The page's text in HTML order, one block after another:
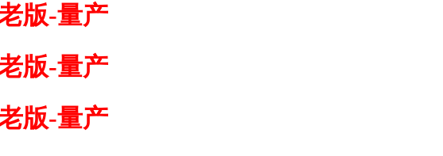
版-量产
版-量产
版-量产